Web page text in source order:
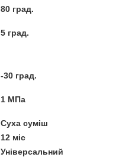
80 град.
5 град.
-30 град.
1 МПа
Суха суміш
12 міс
Універсальний